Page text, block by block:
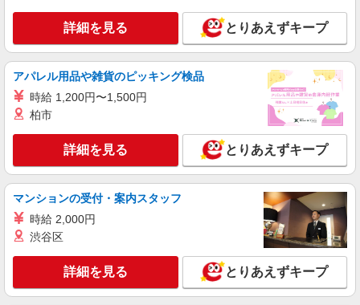
詳細を見る
正社員
株式会社アスカ 横浜支店（jb634457）
月給 225,000円 〜 305,000円 ※給与幅は経
験・能力により考慮 賞与あり 交通費あり／実費支
給（上限25,000円） 基本給：180,000〜220,000円
常勤責任者手当：10,000円 資格手当：10,000円 向
上手当：25,000円 処遇改善加算手当：査定により
支給（最大4万円）
■川和町ぶるーべる保育園（小規模保育園） 神
奈川県横浜市都筑区川和町12503
キープ 詳細を見る
アルバイト
株式会社アスカ 横浜支店（jb642241）
小規模保育園の保育士
時給 1,350円 〜 1,360円 ※給与幅は経験・能
力により考慮 賞与あり 交通費あり／全額支給 時
詳細を見る とりあえずキープ
アパレル用品や雑貨のピッキング検品
時給 1,200円〜1,500円
柏市
詳細を見る とりあえずキープ
マンションの受付・案内スタッフ
時給 2,000円
渋谷区
詳細を見る とりあえずキープ